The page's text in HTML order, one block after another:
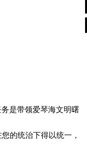
是带领爱琴海文明曙
的统治下得以统一，